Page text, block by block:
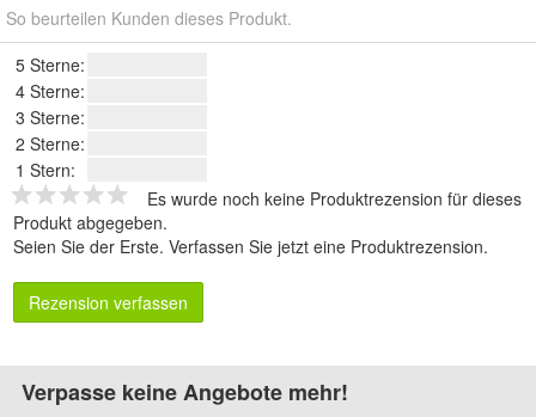
So beurteilen Kunden dieses Produkt.
5 Sterne:
4 Sterne:
3 Sterne:
2 Sterne:
1 Stern:
Es wurde noch keine Produktrezension für dieses
Produkt abgegeben.
Seien Sie der Erste. Verfassen Sie jetzt eine Produktrezension.
Rezension verfassen
Verpasse keine Angebote mehr!